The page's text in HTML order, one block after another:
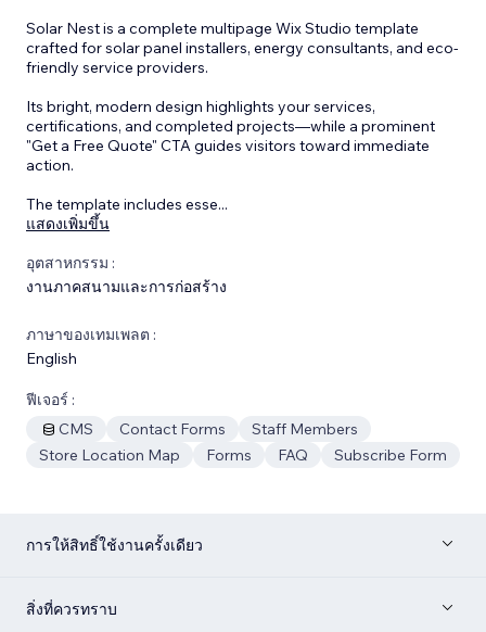
Solar Nest is a complete multipage Wix Studio template
crafted for solar panel installers, energy consultants, and eco-
friendly service providers.
Its bright, modern design highlights your services,
certifications, and completed projects—while a prominent
"Get a Free Quote" CTA guides visitors toward immediate
action.
The template includes esse...
แสดงเพิ่มขึ้น
อุตสาหกรรม :
งานภาคสนามและการก่อสร้าง
ภาษาของเทมเพลต :
English
ฟีเจอร์ :
CMS
Contact Forms
Staff Members
Store Location Map
Forms FAQ Subscribe Form
การให้สิทธิ์ใช้งานครั้งเดียว
สิ่งที่ควรทราบ